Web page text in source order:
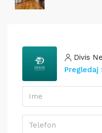
Divis
Pregledaj